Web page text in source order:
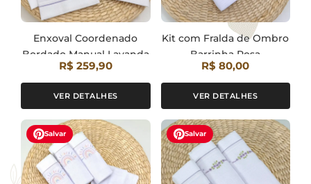
Enxoval Coordenado
Bordado Manual Lavanda
R$ 259,90
VER DETALHES
Kit com Fralda de Ombro
Barrinha Rosa
R$ 80,00
VER DETALHES
Salvar Salvar